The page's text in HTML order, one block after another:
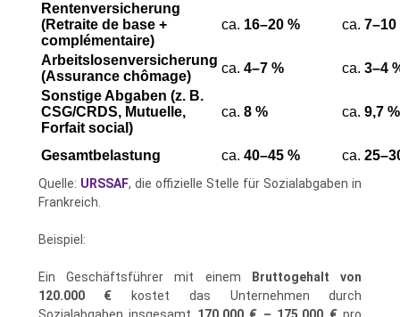
Rentenversicherung
(Retraite de base +
complémentaire)
ca. 16–20 % ca. 7–10
Arbeitslosenversicherung
(Assurance chômage)
ca. 4–7 % ca. 3–4
Sonstige Abgaben (z. B.
CSG/CRDS, Mutuelle,
Forfait social)
ca. 8 % ca. 9,7 %
Gesamtbelastung ca. 40–45 % ca.
Quelle: URSSAF, die offizielle Stelle für Sozialabgaben in
Frankreich.
Beispiel:
Ein Geschäftsführer mit einem
Bruttogehalt von
120.000 € kostet das Unternehmen durch